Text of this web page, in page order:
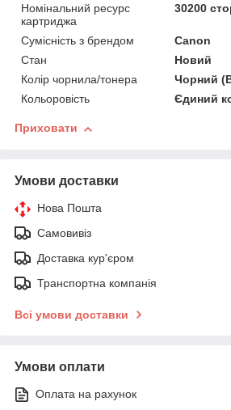
Номінальний ресурс
картриджа
30200
Сумісність з брендом
Canon
Стан
Новий
Колір чорнила/тонера
Чорний
Кольоровість
Єдиний
Приховати
Умови доставки
Нова Пошта
Самовивіз
Доставка кур'єром
Транспортна компанія
Всі умови доставки
Умови оплати
Оплата на рахунок